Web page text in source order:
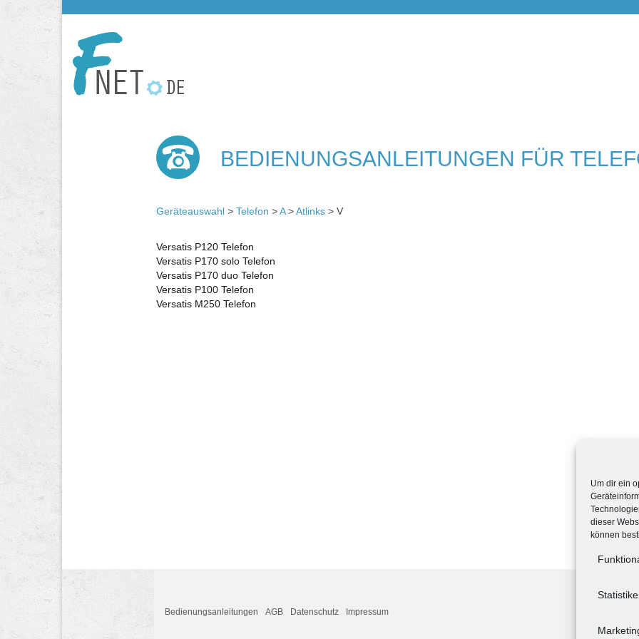
Um dir ein
dieser
können
BEDIENUNGSANLEITUNGEN FÜR
Geräteauswahl > Telefon >A>Atlinks > V
Versatis P120 Telefon
Versatis P170 solo Telefon
Versatis P170 duo Telefon
Versatis P100 Telefon
Versatis M250 Telefon
Bedienungsanleitungen AGB Datenschutz Impressum